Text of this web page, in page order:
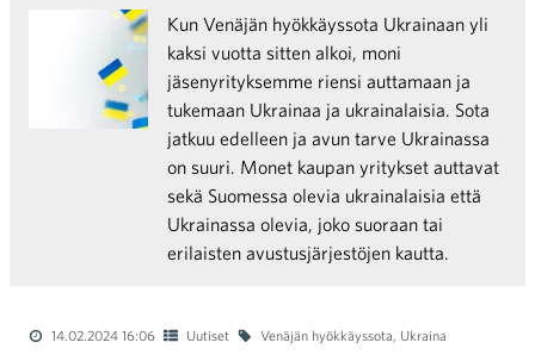
Kun Venäjän hyökkäyssota Ukrainaan yli
kaksi vuotta sitten alkoi, moni
jäsenyrityksemme riensi auttamaan ja
tukemaan Ukrainaa ja ukrainalaisia. Sota
jatkuu edelleen ja avun tarve Ukrainassa
on suuri. Monet kaupan yritykset auttavat
sekä Suomessa olevia ukrainalaisia että
Ukrainassa olevia, joko suoraan tai
erilaisten avustusjärjestöjen kautta.
14.02.2024 16:06 Uutiset Venäjän hyökkäyssota, Ukraina